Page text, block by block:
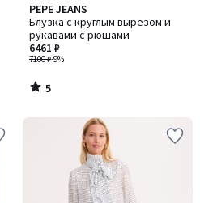
PEPE JEANS
Блузка с круглым вырезом и
рукавами с рюшами
7100 ₽-9%
6461 ₽
5
/
5
5
/